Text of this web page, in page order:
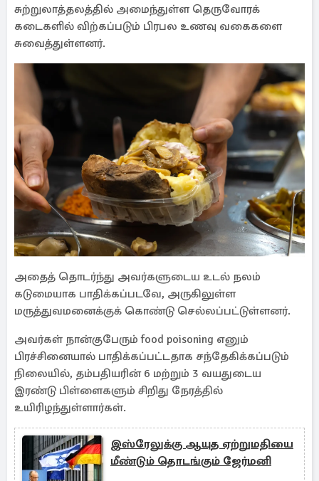
சுற்றுலாத்தலத்தில் அமைந்துள்ள தெருவோரக்
கடைகளில் விற்கப்படும் பிரபல உணவு வகைகளை
சுவைத்துள்ளனர்.
அதைத் தொடர்ந்து அவர்களுடைய உடல் நலம்
கடுமையாக பாதிக்கப்படவே, அருகிலுள்ள
மருத்துவமனைக்குக் கொண்டு செல்லப்பட்டுள்ளனர்.
அவர்கள் நான்குபேரும் food poisoning எனும்
பிரச்சினையால் பாதிக்கப்பட்டதாக சந்தேகிக்கப்படும்
நிலையில், தம்பதியரின் 6 மற்றும் 3 வயதுடைய
இரண்டு பிள்ளைகளும் சிறிது நேரத்தில்
உயிரிழந்துள்ளார்கள்.
இஸ்ரேலுக்கு ஆயுத ஏற்றுமதியை
மீண்டும் தொடங்கும் ஜேர்மனி